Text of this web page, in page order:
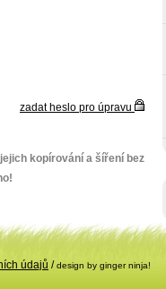
zadat heslo pro úpravu
kopírování a šíření bez
údajů /design by ginger ninja!